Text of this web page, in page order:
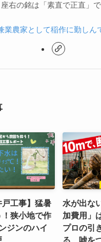
座右の銘は「素直で正直」で
業農家として稲作に勤しん
戸工事】猛暑
狭小地で作
ジンのハイ
水が出な
加費用」
プロの引
る、嘘を